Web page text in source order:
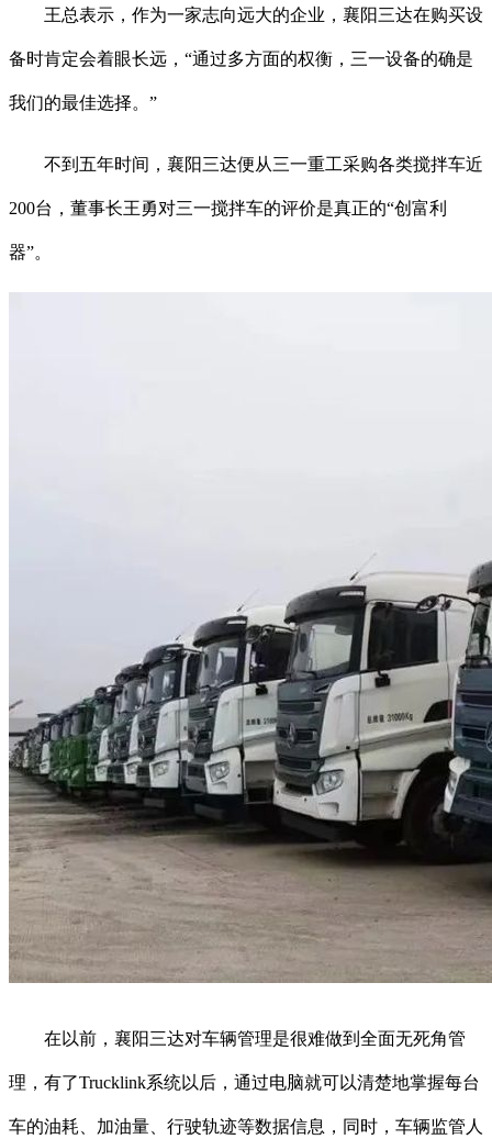
王总表示，作为一家志向远大的企业，襄阳三达在购买设
备时肯定会着眼长远，“通过多方面的权衡，三一设备的确是
我们的最佳选择。”
不到五年时间，襄阳三达便从三一重工采购各类搅拌车近
200台，董事长王勇对三一搅拌车的评价是真正的“创富利
器”。
在以前，襄阳三达对车辆管理是很难做到全面无死角管
理，有了Trucklink系统以后，通过电脑就可以清楚地掌握每台
车的油耗、加油量、行驶轨迹等数据信息，同时，车辆监管人